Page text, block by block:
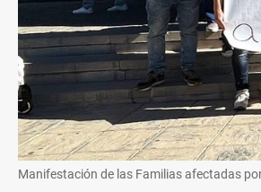
Manifestación de las Familias afectadas